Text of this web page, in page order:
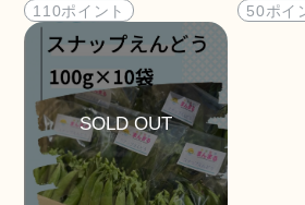
110ポイント 50ポイ